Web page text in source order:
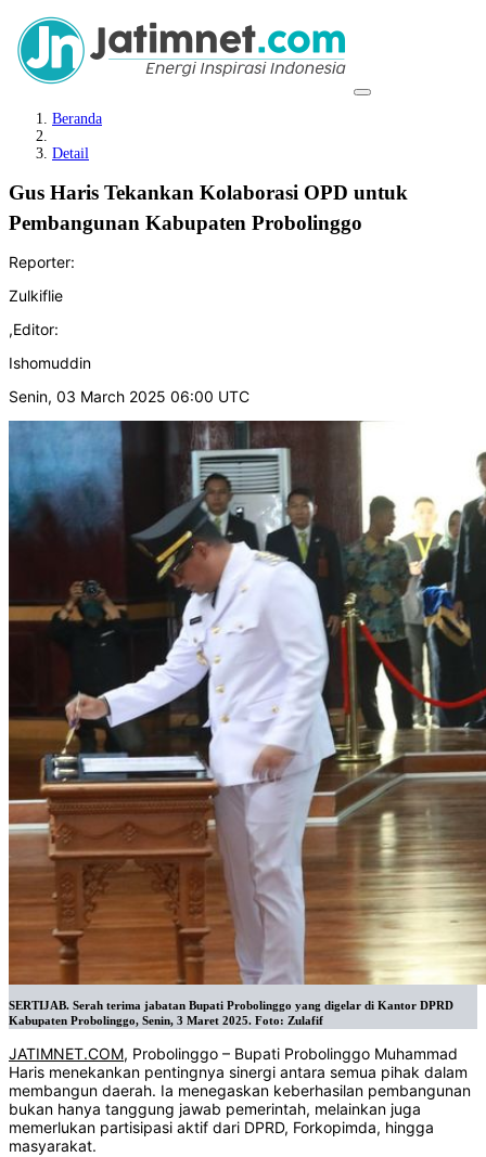
Beranda
Detail
Gus Haris Tekankan Kolaborasi OPD untuk
Pembangunan Kabupaten Probolinggo
Reporter:
Zulkiflie
,Editor:
Ishomuddin
Senin, 03 March 2025 06:00 UTC
SERTIJAB. Serah terima jabatan Bupati Probolinggo yang digelar di Kantor DPRD
Kabupaten Probolinggo, Senin, 3 Maret 2025. Foto: Zulafif
JATIMNET.COM, Probolinggo – Bupati Probolinggo Muhammad
Haris menekankan pentingnya sinergi antara semua pihak dalam
membangun daerah. Ia menegaskan keberhasilan pembangunan
bukan hanya tanggung jawab pemerintah, melainkan juga
memerlukan partisipasi aktif dari DPRD, Forkopimda, hingga
masyarakat.